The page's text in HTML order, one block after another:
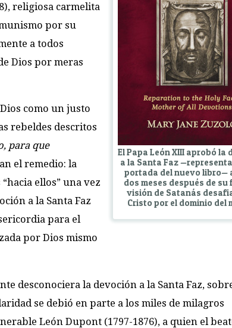
El Papa León XIII aprobó la
a la Santa Faz
portada del nuevo libro—
dos meses después de su
visión de Satanás
Cristo por el dominio del
religiosa carmelita
por su
a todos
Dios por meras
como un justo
rebeldes descritos
para que
el remedio: la
ellos” una vez
a la Santa Faz
para el
por Dios mismo
desconociera la devoción a la Santa Faz,
se debió en parte a los miles de milagros
León Dupont (1797-1876), a quien el